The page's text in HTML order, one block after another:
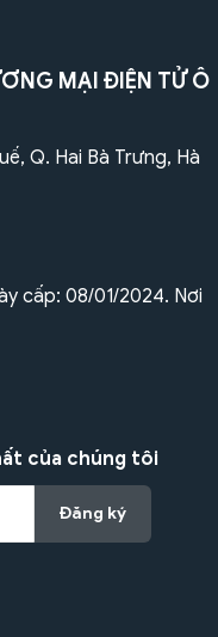
MẠI ĐIỆN TỬ Ô
Q. Hai Bà Trưng, Hà
cấp: 08/01/2024. Nơi
của chúng tôi
Đăng ký